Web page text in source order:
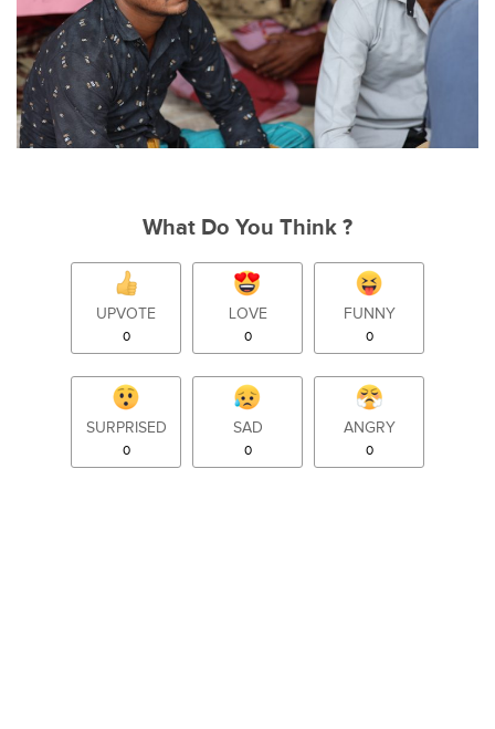
What Do You Think ?
UPVOTE
0
LOVE
0
FUNNY
0
SURPRISED
0
SAD
0
ANGRY
0